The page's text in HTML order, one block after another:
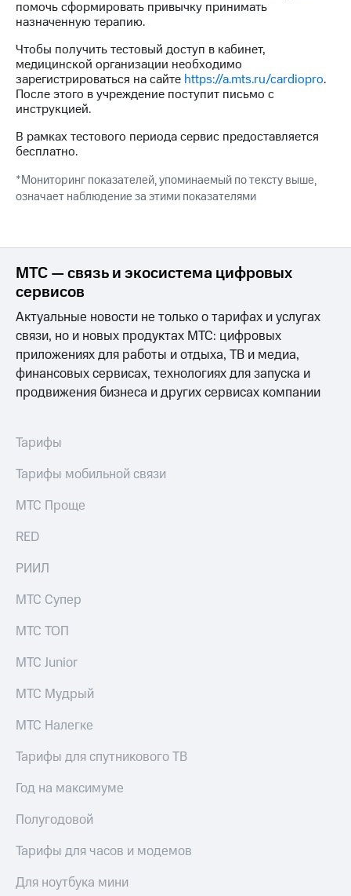
Для дома
Выберите
и подключите
ТВ
с выгодным
тарифом
Интернет,
для дома
Услуги
Поддержка
и подписки
МТС
Premium
Подписка
и многое
другое
Семейная
подписки
доступ
Кино,
музыка,
книги
только
Безопасность
Финансы
Детям
и фитнес
Мой
МТС
Premium
Подписка
на гигабайты
интернета,
музыка
и многое
Семейная
общие
подписки
и услуги,
доступ
к геолокации
Сертификаты
безопасности
что
полезного
Музыка
КИОН
Мой
МТС
Все
приложения
Инвестиции
Получайте
помочь сформировать привычку принимать
назначенную терапию.
Чтобы получить тестовый доступ в кабинет,
медицинской организации необходимо
зарегистрироваться на сайте https://a.mts.ru/cardiopro.
После этого в учреждение поступит письмо с
инструкцией.
В рамках тестового периода сервис предоставляется
бесплатно.
*Мониторинг показателей, упоминаемый по тексту выше,
означает наблюдение за этими показателями
МТС — связь и экосистема цифровых
сервисов
Актуальные новости не только о тарифах и услугах
связи, но и новых продуктах МТС: цифровых
приложениях для работы и отдыха, ТВ и медиа,
финансовых сервисах, технологиях для запуска и
продвижения бизнеса и других сервисах компании
Тарифы
Тарифы мобильной связи
МТС Проще
RED
РИИЛ
МТС Супер
МТС ТОП
МТС Junior
МТС Мудрый
МТС Налегке
Тарифы для спутникового ТВ
Год на максимуме
Полугодовой
Тарифы для часов и модемов
Для ноутбука мини